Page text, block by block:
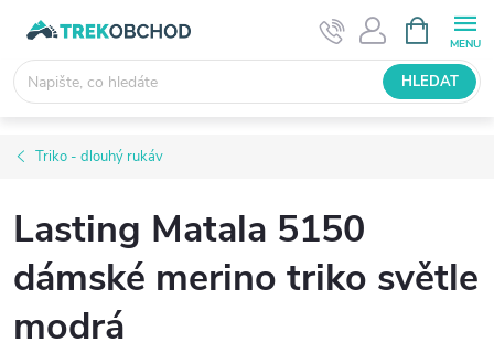
obsah
NÁKUPNÍ
KOŠÍK
HLEDAT
Triko - dlouhý rukáv
Lasting Matala 5150
dámské merino triko světle
modrá